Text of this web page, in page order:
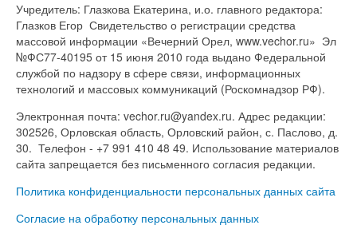
Учредитель: Глазкова Екатерина, и.о. главного редактора:
Глазков Егор Свидетельство о регистрации средства
массовой информации «Вечерний Орел, www.vechor.ru» Эл
№ФС77-40195 от 15 июня 2010 года выдано Федеральной
службой по надзору в сфере связи, информационных
технологий и массовых коммуникаций (Роскомнадзор РФ).
Электронная почта: vechor.ru@yandex.ru. Адрес редакции:
302526, Орловская область, Орловский район, с. Паслово, д.
30. Телефон - +7 991 410 48 49. Использование материалов
сайта запрещается без письменного согласия редакции.
Политика конфиденциальности персональных данных сайта
Согласие на обработку персональных данных